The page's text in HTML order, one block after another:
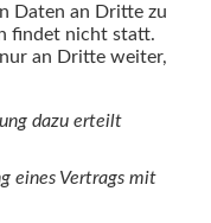
Daten an Dritte zu
findet nicht statt.
an Dritte weiter,
dazu erteilt
eines Vertrags mit